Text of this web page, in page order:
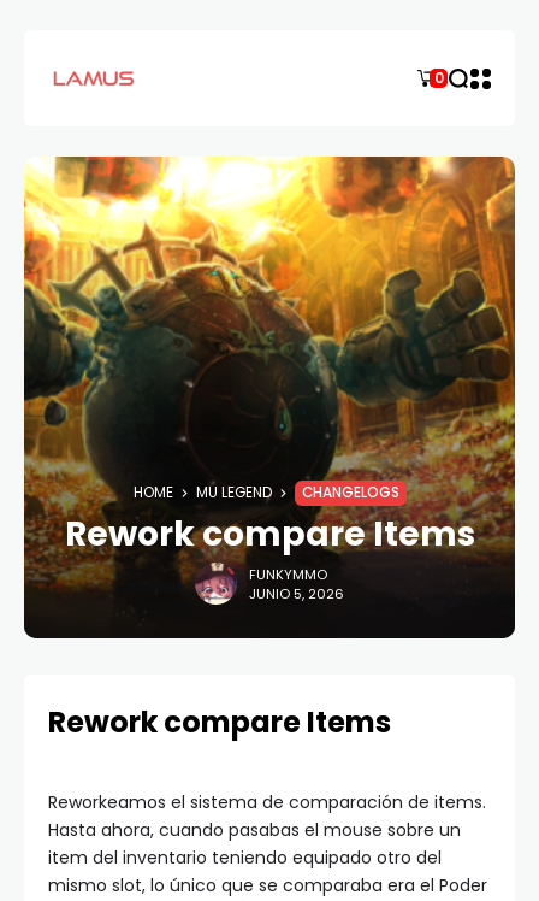
0
HOME MU LEGEND CHANGELOGS
Rework compare Items
FUNKYMMO
JUNIO 5, 2026
Rework compare Items
Reworkeamos el sistema de comparación de items.
Hasta ahora, cuando pasabas el mouse sobre un
item del inventario teniendo equipado otro del
mismo slot, lo único que se comparaba era el Poder